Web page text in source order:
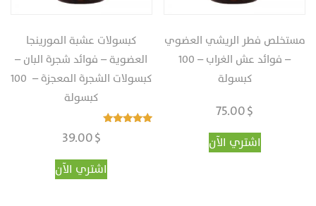
مستخلص فطر الريشي‎ العضوي
– فوائد عش الغراب – ‏100
كبسولة
75.00$
اشتري الآن
كبسولات عشبة المورينجا
العضوية‏ – فوائد شجرة البان –
كبسولات الشجرة المعجزة – ‏‎ ‎‏100
كبسولة
39.00$
اشتري الآن